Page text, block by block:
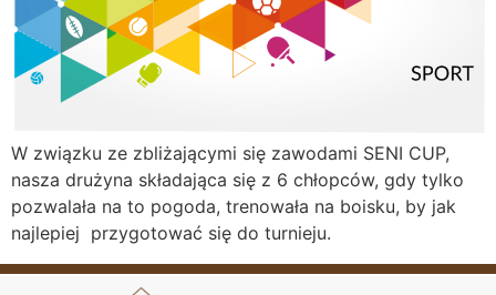
W związku ze zbliżającymi się zawodami SENI CUP,
nasza drużyna składająca się z 6 chłopców, gdy tylko
pozwalała na to pogoda, trenowała na boisku, by jak
najlepiej przygotować się do turnieju.